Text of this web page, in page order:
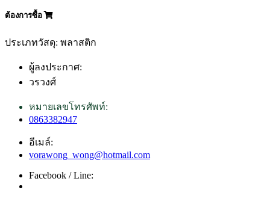
ต้องการซื้อ
ประเภทวัสดุ: พลาสติก
ผู้ลงประกาศ:
วรวงศ์
หมายเลขโทรศัพท์:
0863382947
อีเมล์:
vorawong_wong@hotmail.com
Facebook / Line: